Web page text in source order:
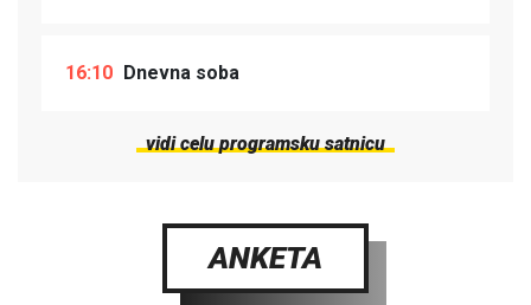
16:10 Dnevna soba
vidi celu programsku satnicu
ANKETA